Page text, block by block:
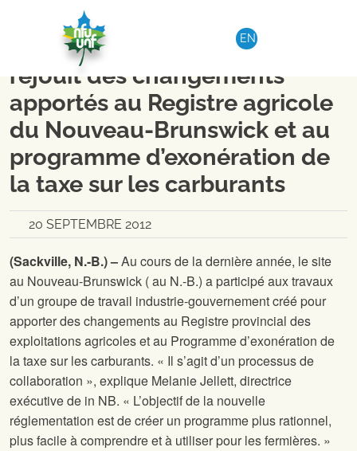
Aller au contenu
EN
RÉGION 1-DISTRICT 2
La Nationale des Fermiers se
réjouit des changements
apportés au Registre agricole
du Nouveau-Brunswick et au
programme d’exonération de
la taxe sur les carburants
20 SEPTEMBRE 2012
(Sackville, N.-B.) –Au cours de la dernière année, le site
au Nouveau-Brunswick (au N.-B.) a participé aux travaux
d’un groupe de travail industrie-gouvernement créé pour
apporter des changements au Registre provincial des
exploitations agricoles et au Programme d’exonération de
la taxe sur les carburants. « Il s’agit d’un processus de
collaboration », explique Melanie Jellett, directrice
exécutive de in NB. « L’objectif de la nouvelle
réglementation est de créer un programme plus rationnel,
plus facile à comprendre et à utiliser pour les fermières. »